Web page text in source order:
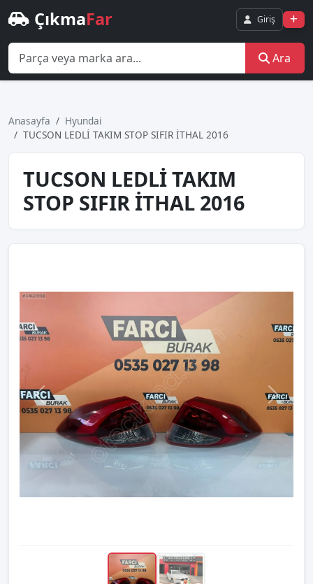
ÇıkmaFar Giriş
Ara
Anasayfa
Hyundai
TUCSON LEDLİ TAKIM STOP SIFIR İTHAL 2016
TUCSON LEDLİ TAKIM
STOP SIFIR İTHAL 2016